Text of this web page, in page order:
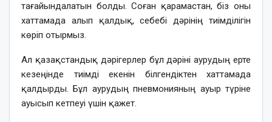
тағайындалатын болды. Соған қарамастан, біз оны
хаттамада алып қалдық, себебі дәрінің тиімділігін
көріп отырмыз.
Ал қазақстандық дәрігерлер бұл дәріні аурудың ерте
кезеңінде тиімді екенін білгендіктен хаттамада
қалдырды. Бұл аурудың пневмонияның ауыр түріне
ауысып кетпеуі үшін қажет.